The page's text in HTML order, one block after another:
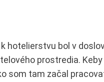
hotelierstvu bol v
prostredia.
som tam začal